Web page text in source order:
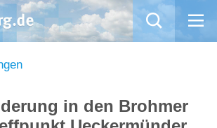
in den Brohmer